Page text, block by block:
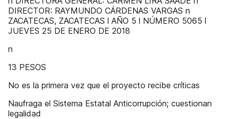
DIRECTOR: RAYMUNDO CÁRDENAS VARGAS n
ZACATECAS, ZACATECAS l AÑO 5 l NÚMERO 5065 l
JUEVES 25 DE ENERO DE 2018
n
13 PESOS
No es la primera vez que el proyecto recibe críticas
Naufraga el Sistema Estatal Anticorrupción; cuestionan
legalidad